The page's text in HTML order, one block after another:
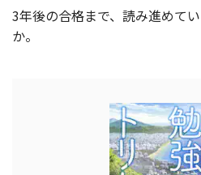
3年後の合格まで、読み進めて
か。